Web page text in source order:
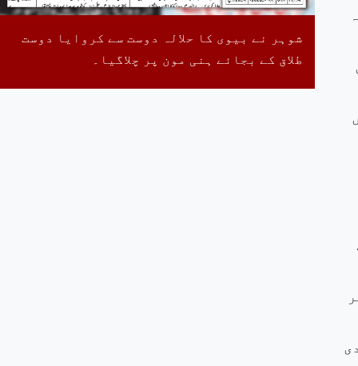
شوہر نے بیوی کا حلالہ دوست سے کروایا دوست
طلاق کے بجائے ہنی مون پر چلاگیا۔